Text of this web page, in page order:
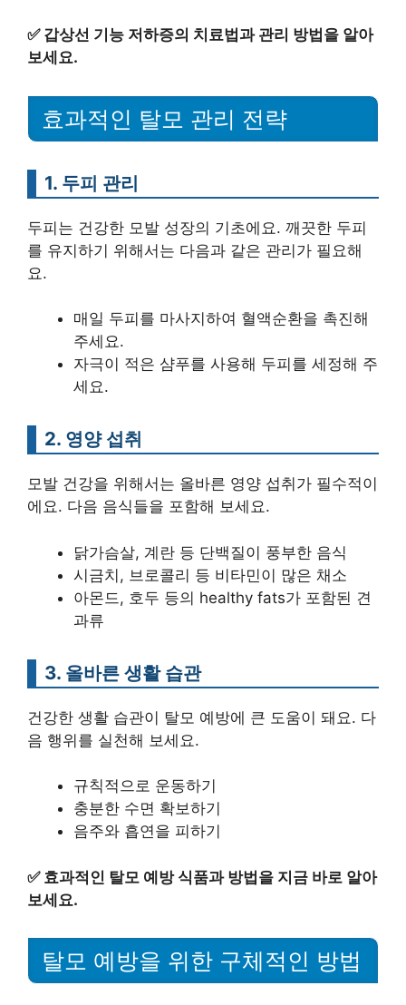
✅ 갑상선 기능 저하증의 치료법과 관리 방법을 알아
보세요.
효과적인 탈모 관리 전략
1. 두피 관리
두피는 건강한 모발 성장의 기초에요. 깨끗한 두피
를 유지하기 위해서는 다음과 같은 관리가 필요해
요.
매일 두피를 마사지하여 혈액순환을 촉진해
주세요.
자극이 적은 샴푸를 사용해 두피를 세정해 주
세요.
2. 영양 섭취
모발 건강을 위해서는 올바른 영양 섭취가 필수적이
에요. 다음 음식들을 포함해 보세요.
닭가슴살, 계란 등 단백질이 풍부한 음식
시금치, 브로콜리 등 비타민이 많은 채소
아몬드, 호두 등의 healthy fats가 포함된 견
과류
3. 올바른 생활 습관
건강한 생활 습관이 탈모 예방에 큰 도움이 돼요. 다
음 행위를 실천해 보세요.
규칙적으로 운동하기
충분한 수면 확보하기
음주와 흡연을 피하기
✅ 효과적인 탈모 예방 식품과 방법을 지금 바로 알아
보세요.
탈모 예방을 위한 구체적인 방법